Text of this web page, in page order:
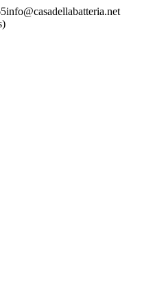
info@casadellabatteria.net